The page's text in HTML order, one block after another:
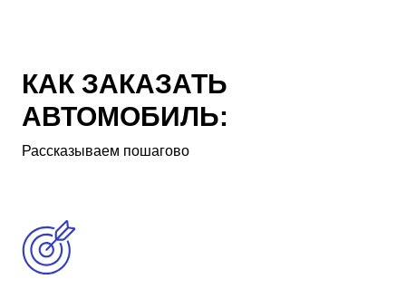
КАК ЗАКАЗАТЬ
АВТОМОБИЛЬ:
Рассказываем пошагово